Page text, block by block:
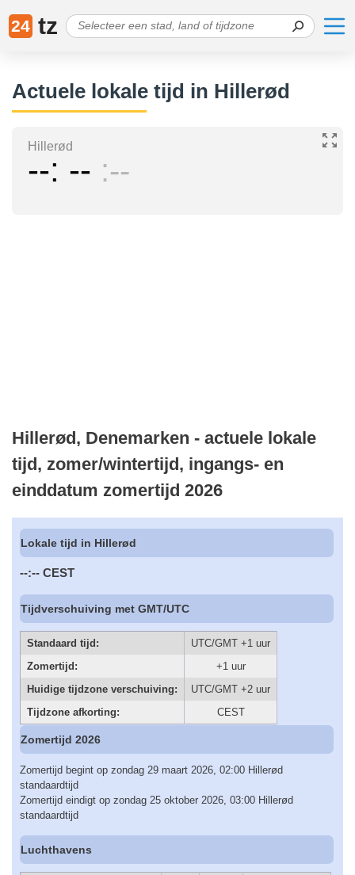
24 tz
Actuele lokale tijd in Hillerød
Hillerød
-- -- --
Hillerød, Denemarken - actuele lokale
tijd, zomer/wintertijd, ingangs- en
einddatum zomertijd 2026
Lokale tijd in Hillerød
--:-- CEST
Tijdverschuiving met GMT/UTC
Standaard tijd:
UTC/GMT +1 uur
Zomertijd:
+1 uur
Huidige tijdzone verschuiving:
UTC/GMT +2 uur
Tijdzone afkorting:
CEST
Zomertijd 2026
Zomertijd begint op zondag 29 maart 2026, 02:00 Hillerød
standaardtijd
Zomertijd eindigt op zondag 25 oktober 2026, 03:00 Hillerød
standaardtijd
Luchthavens